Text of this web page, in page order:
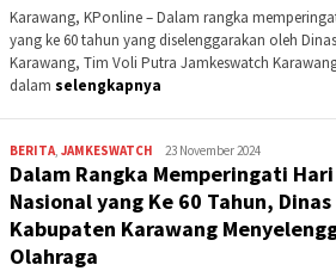
Karawang, KPonline – Dalam rangka
yang ke 60 tahun yang diselenggarakan oleh
Karawang, Tim Voli Putra Jamkeswatch
dalam selengkapnya
BERITA, JAMKESWATCH Kontributor
Karawang
23 November 2024
Dalam Rangka Memperingati
Nasional yang Ke 60 Tahun,
Kabupaten Karawang
Olahraga